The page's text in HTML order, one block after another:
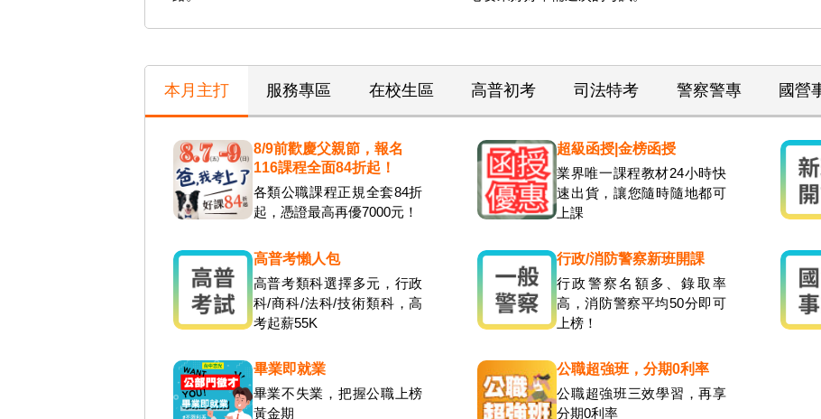
本月主打 服務專區 在校生區 高普初考 司法特考 警察警專 國營
8/9前歡慶父親節，報名
116課程全面84折起！
各類公職課程正規全套84折
起，憑證最高再優7000元！
超級函授|金榜函授
業界唯一課程教材24小時快
速出貨，讓您隨時隨地都可
上課
高普考懶人包
高普考類科選擇多元，行政
科/商科/法科/技術類科，高
考起薪55K
行政/消防警察新班開課
行政警察名額多、錄取率
高，消防警察平均50分即可
上榜！
畢業即就業
畢業不失業，把握公職上榜
黃金期
公職超強班，分期0利率
公職超強班三效學習，再享
分期0利率